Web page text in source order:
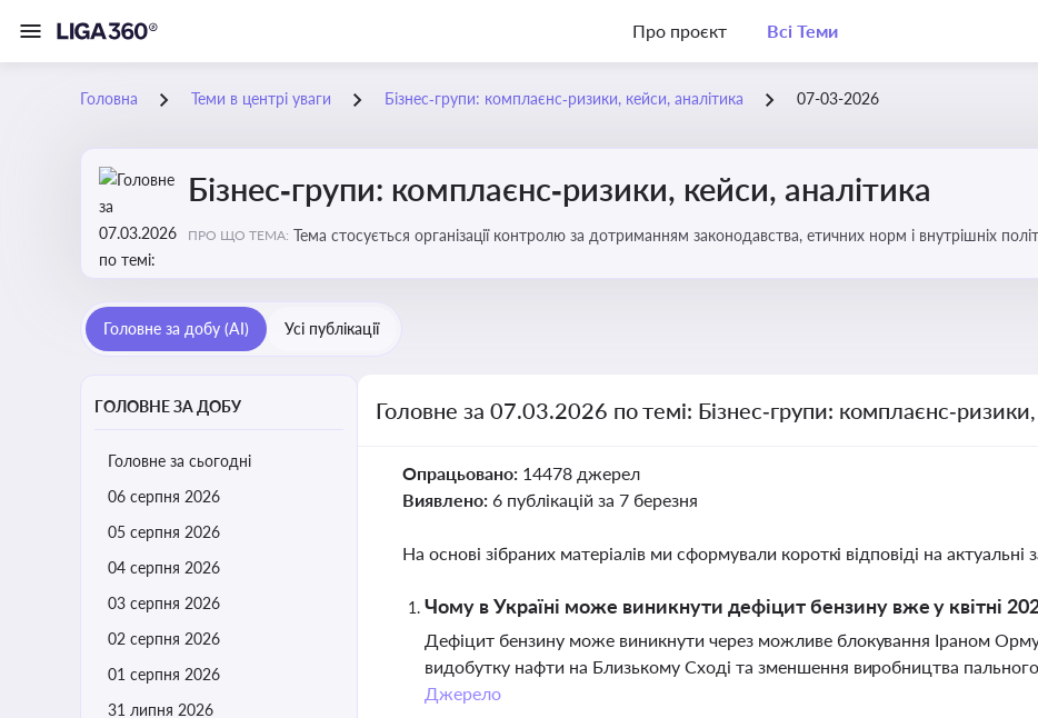
Про проєкт Всі Теми
Головна Теми в центрі уваги Бізнес‑групи: комплаєнс‑ризики, кейси, аналітика 07-03-2026
Бізнес‑групи: комплаєнс‑ризики, кейси, аналітика
ПРО ЩО ТЕМА: Тема стосується організації контролю за дотриманням законодавства, етичних норм і внутрішніх
Головне за добу (AI) Усі публікації
ГОЛОВНЕ ЗА ДОБУ
Головне за сьогодні
06 серпня 2026
05 серпня 2026
04 серпня 2026
03 серпня 2026
02 серпня 2026
01 серпня 2026
31 липня 2026
Головне за 07.03.2026 по темі: Бізнес‑групи:
Опрацьовано: 14478 джерел
Виявлено: 6 публікацій за 7 березня
На основі зібраних матеріалів ми сформували короткі відповіді на актуальні
Чому в Україні може виникнути дефіцит бензину вже у квітні
Дефіцит бензину може виникнути через можливе блокування Іраном
видобутку нафти на Близькому Сході та зменшення виробництва
Джерело